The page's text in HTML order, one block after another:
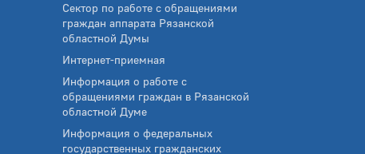
Сектор по работе с обращениями
граждан аппарата Рязанской
областной Думы
Интернет-приемная
Информация о работе с
обращениями граждан в Рязанской
областной Думе
Информация о федеральных
государственных гражданских